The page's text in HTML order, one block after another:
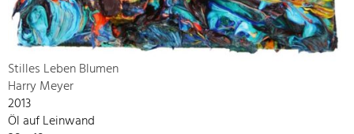
Stilles Leben Blumen
Harry Meyer
2013
Öl auf Leinwand